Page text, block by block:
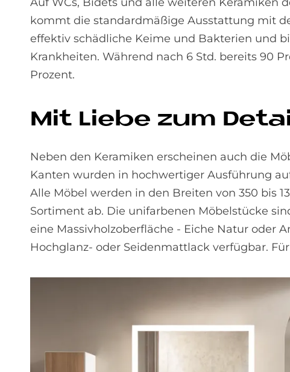
kommt die standardmäßige Ausstattung mit
effektiv schädliche Keime und Bakterien und
Krankheiten. Während nach 6 Std. bereits 90
Prozent.
Mit Lie­be zum
Neben den Keramiken erscheinen auch die
Kanten wurden in hochwertiger Ausführung
Alle Möbel werden in den Breiten von 350 bis
Sortiment ab. Die unifarbenen Möbelstücke
eine Massivholzoberfläche - Eiche Natur oder
Hochglanz- oder Seidenmattlack verfügbar.